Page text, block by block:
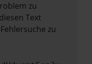
zu
Text
zu